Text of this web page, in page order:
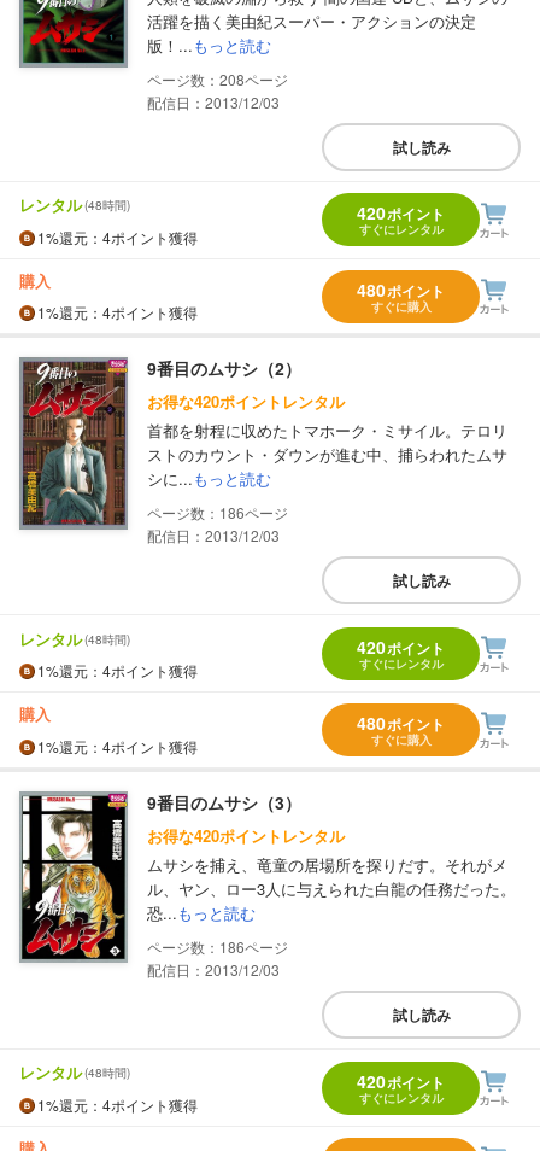
活躍を描く美由紀スーパー・アクションの決定
版！...もっと読む
208
配信日：2013/12/03
試し読み
レンタル(48時間)
1%還元 ：4ポイント獲得
420ポイント
すぐにレンタル
購入
1%還元 ：4ポイント獲得
480ポイント
すぐに購入
9番目のムサシ（2）
お得な420ポイントレンタル
首都を射程に収めたトマホーク・ミサイル。テロリ
ストのカウント・ダウンが進む中、捕らわれたムサ
シに...もっと読む
186
配信日：2013/12/03
試し読み
レンタル(48時間)
1%還元 ：4ポイント獲得
420ポイント
すぐにレンタル
購入
1%還元 ：4ポイント獲得
480ポイント
すぐに購入
9番目のムサシ（3）
お得な420ポイントレンタル
ムサシを捕え、竜童の居場所を探りだす。それがメ
ル、ヤン、ロー3人に与えられた白龍の任務だった。
恐...もっと読む
186
配信日：2013/12/03
試し読み
レンタル(48時間)
1%還元 ：4ポイント獲得
420ポイント
すぐにレンタル